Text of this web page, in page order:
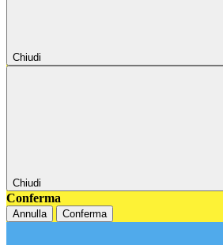
Chiudi
Chiudi
Conferma
Annulla Conferma